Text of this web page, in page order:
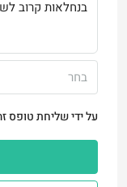
בחר
על ידי שליחת טופס